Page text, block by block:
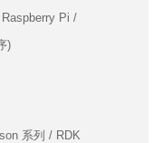
Pi /
)
系列 / RDK